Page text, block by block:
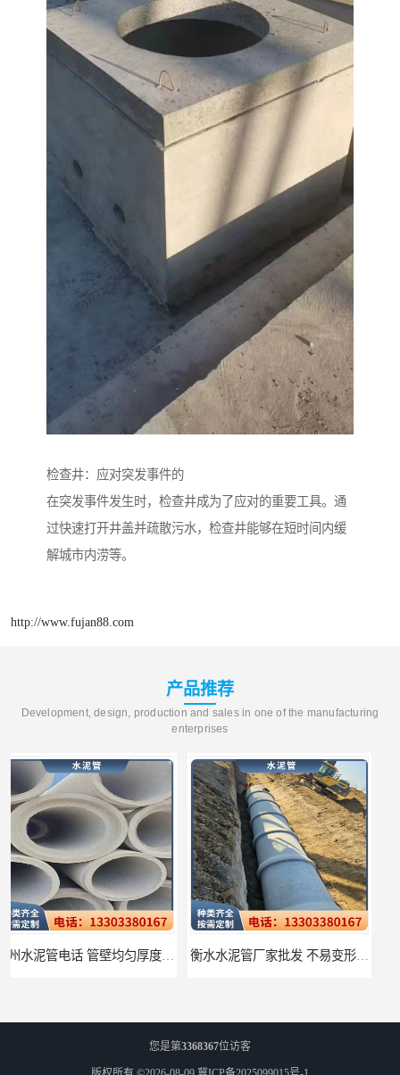
检查井：应对突发事件的
在突发事件发生时，检查井成为了应对的重要工具。通
过快速打开井盖并疏散污水，检查井能够在短时间内缓
解城市内涝等。
http://www.fujan88.com
产品推荐
Development, design, production and sales in one of the manufacturing
enterprises
衡水水泥管厂家批发 不易变形结构稳定
您是第3368367位访客